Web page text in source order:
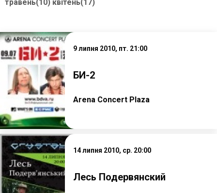
травень(10) квітень(17)
9 липня 2010, пт. 21:00
БИ-2
Arena Concert Plaza
14 липня 2010, ср. 20:00
Лесь Подервянский